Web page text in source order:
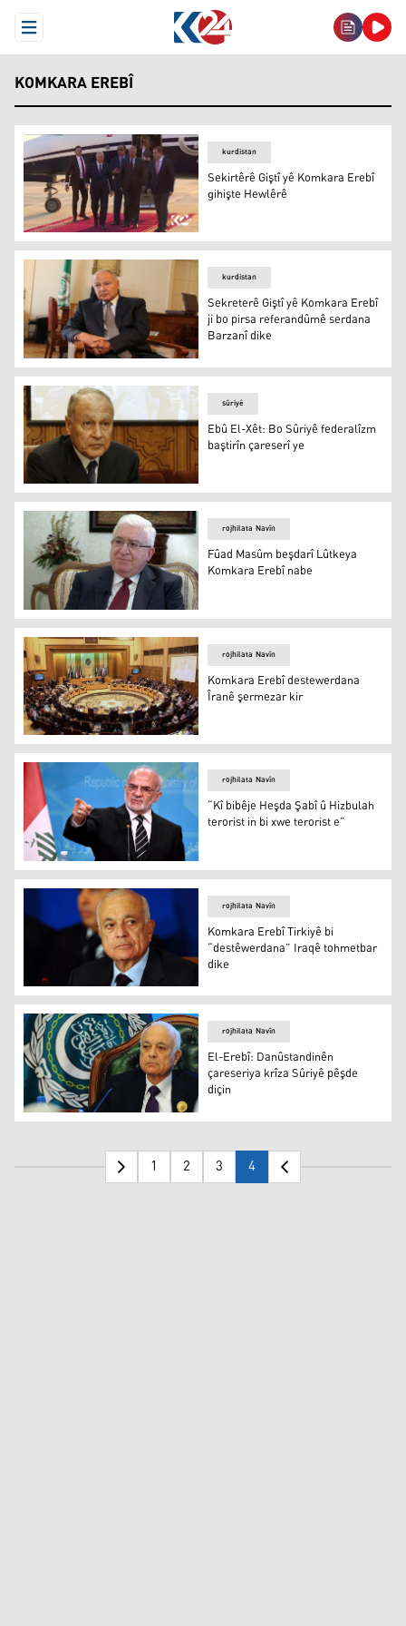
Open Menu
KOMKARA EREBÎ
Sekirtêrê Giştî yê Komkara Erebî gihişte Hewlêrê
kurdistan
Sekirtêrê Giştî yê Komkara Erebî
gihişte Hewlêrê
Sekreterê Giştî yê Komkara Erebî ji bo pirsa
kurdistan
Sekreterê Giştî yê Komkara Erebî
ji bo pirsa referandûmê serdana
Barzanî dike
Ebû El-Xêt: Bo Sûriyê federalîzm baştirîn çareserî ye
sûriyê
Ebû El-Xêt: Bo Sûriyê federalîzm
baştirîn çareserî ye
Fûad Masûm beşdarî Lûtkeya Komkara Erebî nabe
rojhilata Navîn
Fûad Masûm beşdarî Lûtkeya
Komkara Erebî nabe
Komkara Erebî destewerdana Îranê şermezar kir
rojhilata Navîn
Komkara Erebî destewerdana
Îranê şermezar kir
“Kî bibêje Heşda Şabî û Hizbulah terorist in bi xwe
rojhilata Navîn
“Kî bibêje Heşda Şabî û Hizbulah
terorist in bi xwe terorist e”
Komkara Erebî Tirkiyê bi “destêwerdana” Iraqê
rojhilata Navîn
Komkara Erebî Tirkiyê bi
“destêwerdana” Iraqê tohmetbar
dike
El-Erebî: Danûstandinên çareseriya krîza Sûriyê pêşde
rojhilata Navîn
El-Erebî: Danûstandinên
çareseriya krîza Sûriyê pêşde
diçin
1 2 3 4